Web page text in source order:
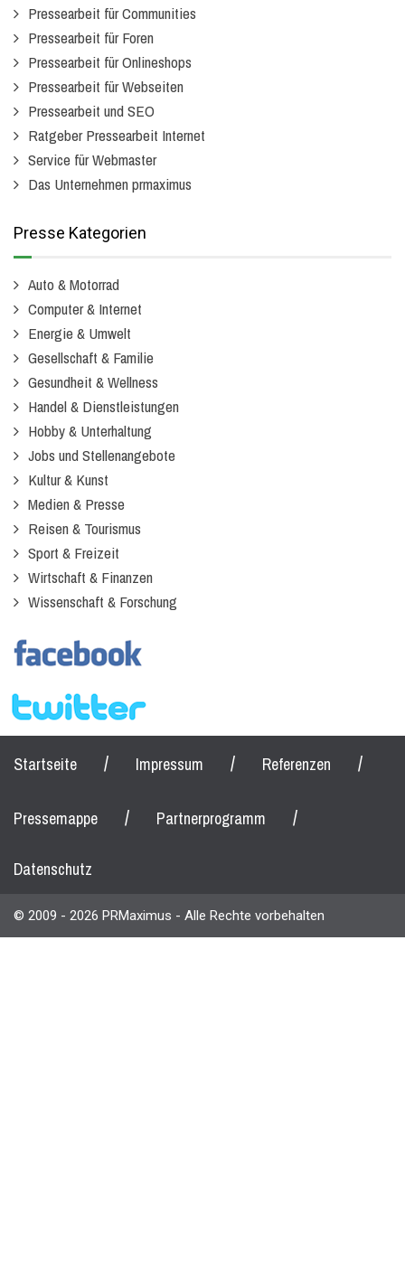
Pressearbeit für Communities
Pressearbeit für Foren
Pressearbeit für Onlineshops
Pressearbeit für Webseiten
Pressearbeit und SEO
Ratgeber Pressearbeit Internet
Service für Webmaster
Das Unternehmen prmaximus
Presse Kategorien
Auto & Motorrad
Computer & Internet
Energie & Umwelt
Gesellschaft & Familie
Gesundheit & Wellness
Handel & Dienstleistungen
Hobby & Unterhaltung
Jobs und Stellenangebote
Kultur & Kunst
Medien & Presse
Reisen & Tourismus
Sport & Freizeit
Wirtschaft & Finanzen
Wissenschaft & Forschung
Startseite / Impressum / Referenzen /
Pressemappe / Partnerprogramm /
Datenschutz
© 2009 - 2026 PRMaximus - Alle Rechte vorbehalten